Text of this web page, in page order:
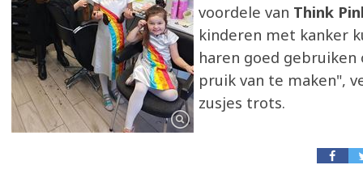
voordele van Think
kinderen met kanker
haren goed gebruiken
pruik van te maken",
zusjes trots.